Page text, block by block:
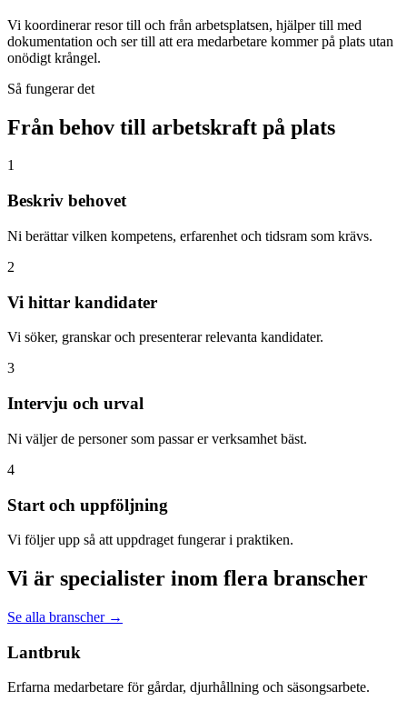
Vi koordinerar resor till och från arbetsplatsen, hjälper till med
dokumentation och ser till att era medarbetare kommer på plats utan
onödigt krångel.
Så fungerar det
Från behov till arbetskraft på plats
1
Beskriv behovet
Ni berättar vilken kompetens, erfarenhet och tidsram som krävs.
2
Vi hittar kandidater
Vi söker, granskar och presenterar relevanta kandidater.
3
Intervju och urval
Ni väljer de personer som passar er verksamhet bäst.
4
Start och uppföljning
Vi följer upp så att uppdraget fungerar i praktiken.
Vi är specialister inom flera branscher
Se alla branscher →
Lantbruk
Erfarna medarbetare för gårdar, djurhållning och säsongsarbete.